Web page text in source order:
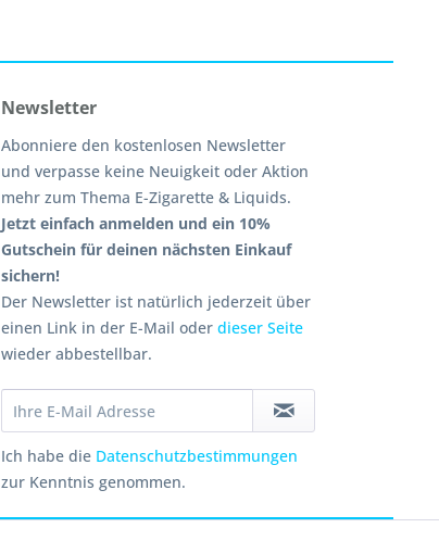
Newsletter
Abonniere den kostenlosen Newsletter
und verpasse keine Neuigkeit oder Aktion
mehr zum Thema E-Zigarette & Liquids.
Jetzt einfach anmelden und ein 10%
Gutschein für deinen nächsten Einkauf
sichern!
Der Newsletter ist natürlich jederzeit über
einen Link in der E-Mail oderdieser Seite
wieder abbestellbar.
Ich habe die Datenschutzbestimmungen
zur Kenntnis genommen.